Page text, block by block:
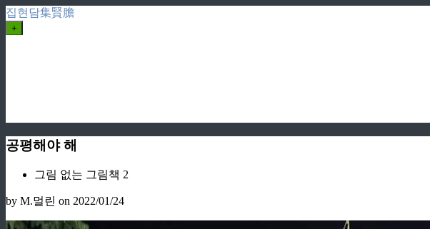
집현담集賢膽
+
공평해야 해
그림 없는 그림책 2
by M.멀린 on 2022/01/24